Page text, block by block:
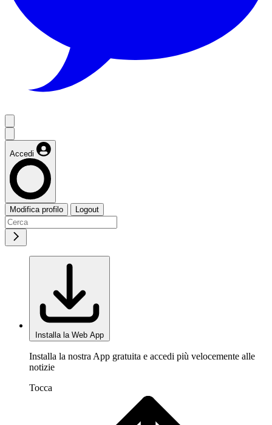
Accedi
Modifica profilo Logout
Installa la Web App
Installa la nostra App gratuita e accedi più velocemente alle
notizie
Tocca